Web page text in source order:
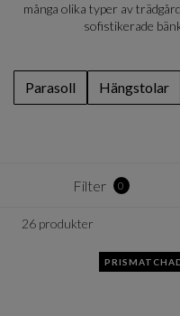
många olika typer av
sofistikerade
Parasoll Hängstolar
Filter 0
26 produkter